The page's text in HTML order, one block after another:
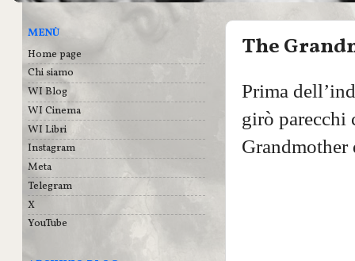
The
Prima
girò parecchi
Grandmother
MENÙ
Home page
Chi siamo
WI Blog
WI Cinema
WI Libri
Instagram
Meta
Telegram
X
YouTube